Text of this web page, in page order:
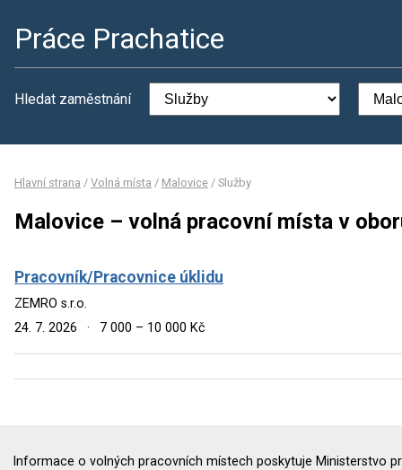
Práce Prachatice
Hledat zaměstnání
Hlavní strana / Volná místa / Malovice / Služby
Malovice – volná pracovní místa v
Pracovník/Pracovnice úklidu
ZEMRO s.r.o.
24. 7. 2026
· 7 000 – 10 000 Kč
Informace o volných pracovních místech poskytuje Ministerstvo